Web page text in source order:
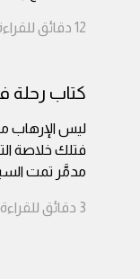
12 دقائق
كتاب رحلة في
ليس الإرهاب
فتلك خلاصة
مدمَّر تمت
3 دقائق للقراءة